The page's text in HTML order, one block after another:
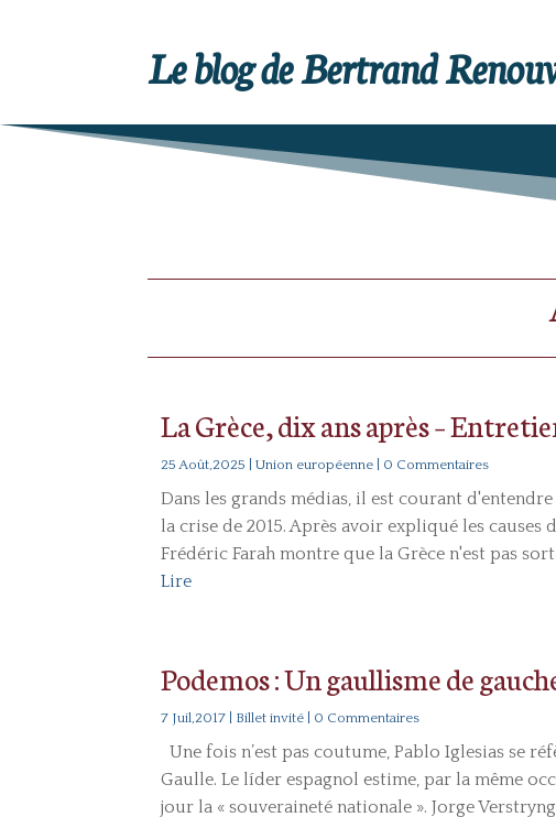
Le blog de Bertrand
La Grèce, dix ans après –
25 Août,2025 |Union européenne | 0 Commentaires
Dans les grands médias, il est courant
la crise de 2015. Après avoir expliqué les causes
Frédéric Farah montre que la Grèce n'est pas
Lire
Podemos : Un gaullisme de
7 Juil,2017 Billet invité | 0 Commentaires
Une fois n’est pas coutume, Pablo Iglesias se
Gaulle. Le líder espagnol estime, par la même
jour la « souveraineté nationale ». Jorge